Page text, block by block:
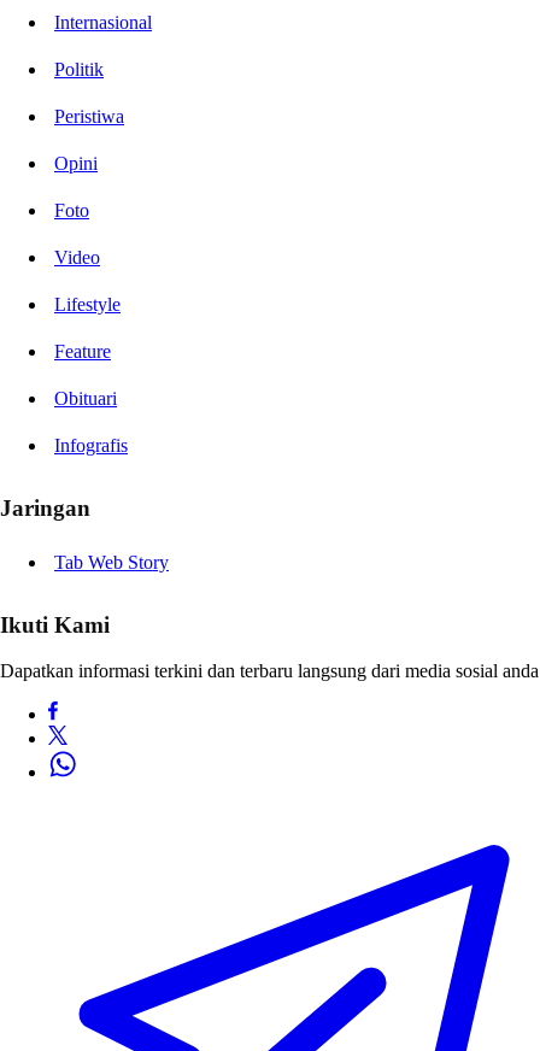
Internasional
Politik
Peristiwa
Opini
Foto
Video
Lifestyle
Feature
Obituari
Infografis
Jaringan
Tab Web Story
Ikuti Kami
Dapatkan informasi terkini dan terbaru langsung dari media sosial anda